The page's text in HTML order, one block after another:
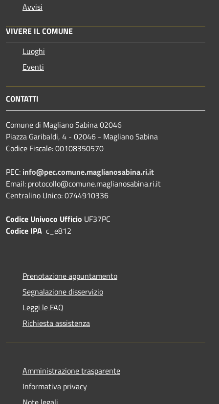
Avvisi
VIVERE IL COMUNE
Luoghi
Eventi
CONTATTI
Comune di Magliano Sabina 02046
Piazza Garibaldi, 4 - 02046 - Magliano Sabina
Codice Fiscale: 00108350570
PEC: info@pec.comune.maglianosabina.ri.it
Email: protocollo@comune.maglianosabina.ri.it
Centralino Unico: 0744910336
Codice Univoco Ufficio UF37PC
Codice IPA c_e812
Prenotazione appuntamento
Segnalazione disservizio
Leggi le FAQ
Richiesta assistenza
Amministrazione trasparente
Informativa privacy